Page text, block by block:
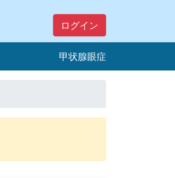
ログイン
甲状腺眼症